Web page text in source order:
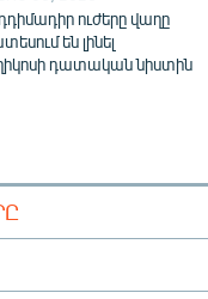
ուժերը վաղը
են լինել
դատական նիստին